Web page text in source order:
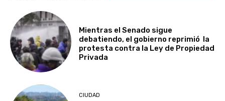
Mientras el Senado sigue
debatiendo, el gobierno reprimió la
protesta contra la Ley de Propiedad
Privada
CIUDAD